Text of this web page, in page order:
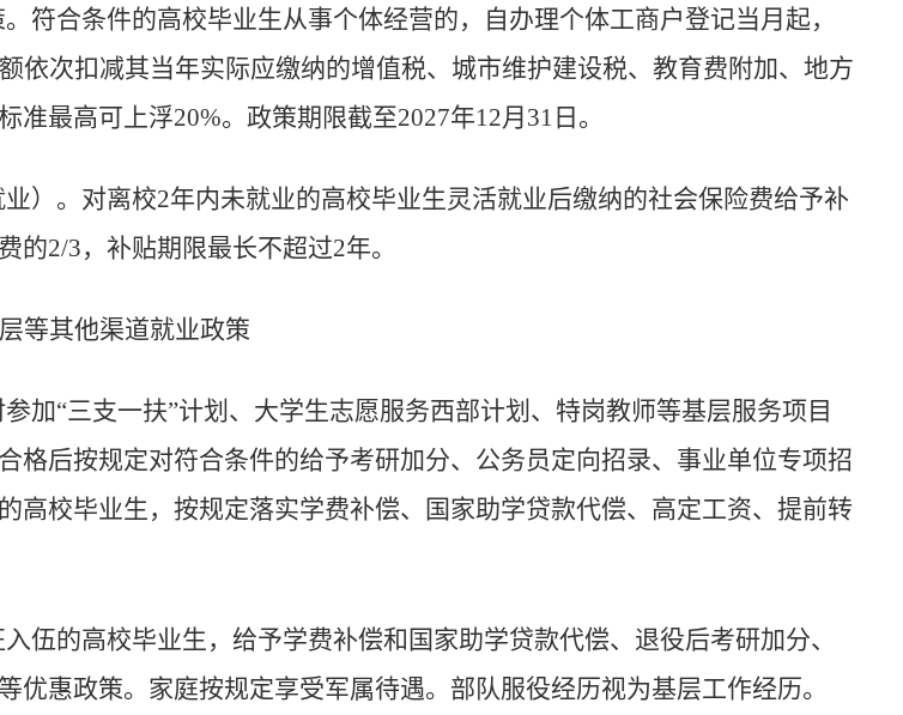
。 符合条件的高校毕业生从事个体经营的，自办理个体工商户登记当月起，
依次扣减其当年实际应缴纳的增值税、城市维护建设税、教育费附加、地方
准最高可上浮20%。 政策期限截至2027年12月 31 日。
） 。 对离校2年内未就业的高校毕业生灵活就业后缴纳的社会保险费给予补
的2/3，补贴期限最长不超过2年。
等其他渠道就业政策
参加“三支一扶”计划、大学生志愿服务西部计划、特岗教师等基层服务项目
格后按规定对符合条件的给予考研加分、公务员定向招录、事业单位专项招
高校毕业生，按规定落实学费补偿、国家助学贷款代偿、高定工资、提前转
入伍的高校毕业生，给予学费补偿和国家助学贷款代偿、退役后考研加分、
优惠政策。家庭按规定享受军属待遇。部队服役经历视为基层工作经历。